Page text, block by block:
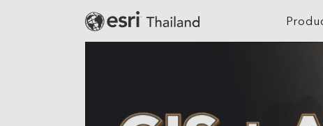
Location IntelligenceArchitecture,